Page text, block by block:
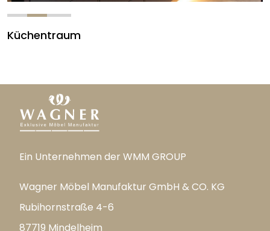
Küchentraum
Ein Unternehmen der WMM GROUP
Wagner Möbel Manufaktur GmbH & CO. KG
Rubihornstraße 4-6
87719 Mindelheim